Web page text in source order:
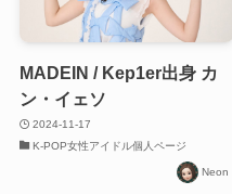
MADEIN / Kep1er出身 カ
ン・イェソ
2024-11-17
K-POP女性アイドル個人ページ
Neon